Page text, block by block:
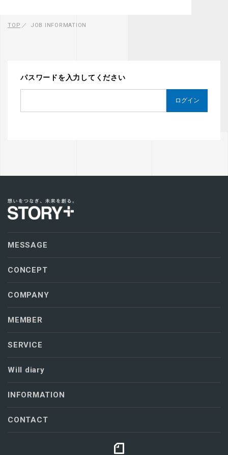
TOP JOB INFORMATION
パスワードを入力してください
ログイン
MESSAGE
CONCEPT
COMPANY
MEMBER
SERVICE
Will diary
INFORMATION
CONTACT